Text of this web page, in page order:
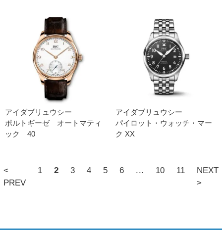
アイダブリュウシー
ポルトギーゼ オートマティ
ック 40
アイダブリュウシー
パイロット・ウォッチ・マー
ク XX
<
PREV
1 2 3 4 5 6 ... 10 11
NEXT
>